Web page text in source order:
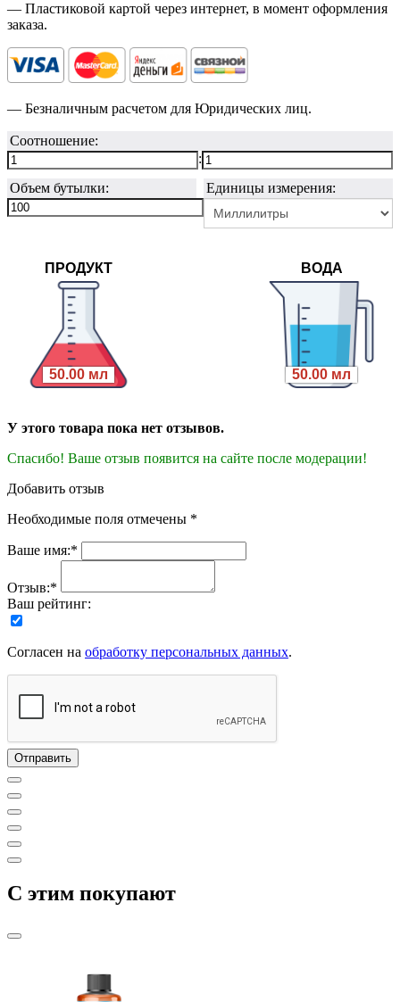
— Пластиковой картой через интернет, в момент оформления
заказа.
— Безналичным расчетом для Юридических лиц.
Соотношение:
:
Объем бутылки:
Единицы измерения:
ПРОДУКТ
50.00 мл
ВОДА
50.00 мл
У этого товара пока нет отзывов.
Спасибо! Ваше отзыв появится на сайте после модерации!
Добавить отзыв
Необходимые поля отмечены *
Ваше имя:*
Отзыв:*
Ваш рейтинг:
Согласен на обработку персональных данных.
C этим покупают